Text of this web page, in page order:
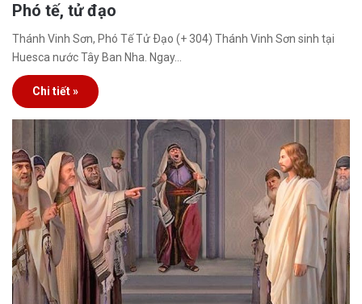
Phó tế, tử đạo
Thánh Vinh Sơn, Phó Tế Tử Ðạo (+ 304) Thánh Vinh Sơn sinh tại
Huesca nước Tây Ban Nha. Ngay…
Chi tiết »